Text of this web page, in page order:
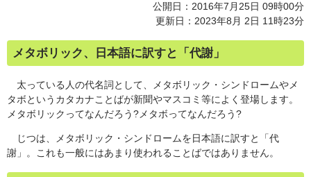
公開日：2016年7月25日 09時00分
更新日：2023年8月 2日 11時23分
メタボリック、日本語に訳すと「代謝」
太っている人の代名詞として、メタボリック・シンドロームやメ
タボというカタカナことばが新聞やマスコミ等によく登場します。
メタボリックってなんだろう?メタボってなんだろう?
じつは、メタボリック・シンドロームを日本語に訳すと「代
謝」。これも一般にはあまり使われることばではありません。